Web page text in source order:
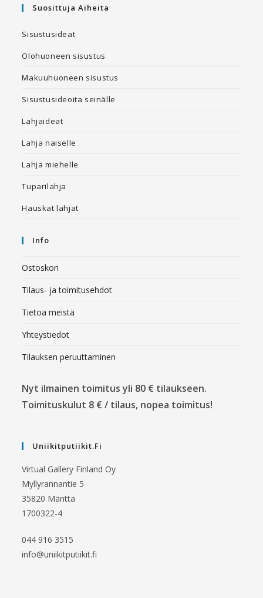
Suosittuja Aiheita
Sisustusideat
Olohuoneen sisustus
Makuuhuoneen sisustus
Sisustusideoita seinälle
Lahjaideat
Lahja naiselle
Lahja miehelle
Tuparilahja
Hauskat lahjat
Info
Ostoskori
Tilaus- ja toimitusehdot
Tietoa meistä
Yhteystiedot
Tilauksen peruuttaminen
Nyt ilmainen toimitus yli 80 € tilaukseen.
Toimituskulut 8 € / tilaus, nopea toimitus!
Uniikitputiikit.fi
Virtual Gallery Finland Oy
Myllyrannantie 5
35820 Mänttä
1700322-4
044 916 3515
info@uniikitputiikit.fi